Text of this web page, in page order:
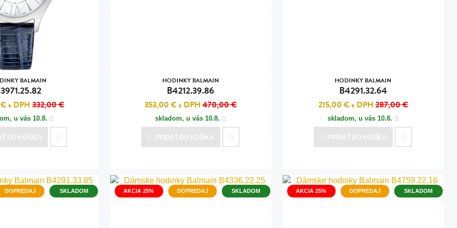
oceľ, silikón,
perla
oceľ
oceľ
oceľ
BALMAIN
s DPH 332,00 €
u vás 10.8.
DO KOŠÍKA
HODINKY BALMAIN
B4212.39.86
353,00 €s DPH 470,00 €
skladom, u vás 10.8.
PRIDAŤ DO KOŠÍKA
HODINKY BALMAIN
B4291.32.64
215,00 €s DPH 287,00 €
skladom, u vás 10.8.
PRIDAŤ DO KOŠÍKA
DOPREDAJ SKLADOM AKCIA 25% DOPREDAJ SKLADOM AKCIA 25% DOPREDAJ SKLADOM